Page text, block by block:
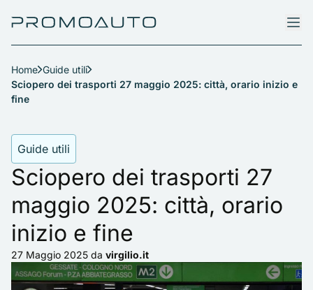
Home Guide utili
Sciopero dei trasporti 27 maggio 2025: città, orario inizio e
fine
Guide utili
Sciopero dei trasporti 27
maggio 2025: città, orario
inizio e fine
27 Maggio 2025 da virgilio.it